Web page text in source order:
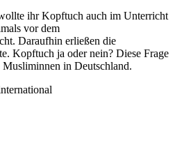
ihr Kopftuch auch im Unterricht
vor dem
Daraufhin erließen die
Kopftuch ja oder nein? Diese Frage
in Deutschland.